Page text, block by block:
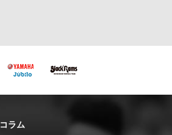
コラム